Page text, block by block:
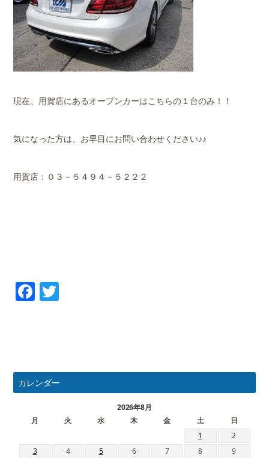
現在、用賀店にあるオープンカーはこちらの１台のみ！！
気になった方は、お早目にお問い合わせください♪♪
用賀店：０３－５４９４－５２２２
Facebook
カレンダー
2026年8月
月
火 水 木 金 土
日
1
2
3
4 5 6 7 8 9